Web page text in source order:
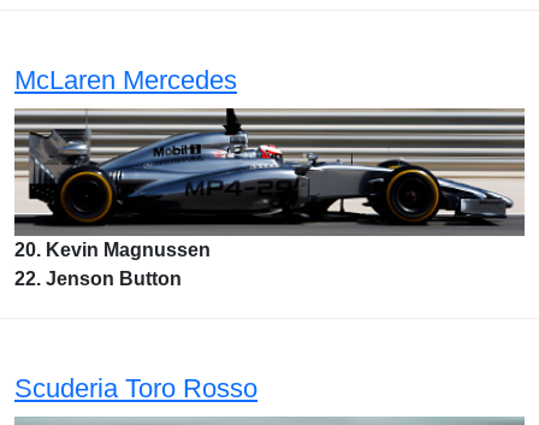
McLaren Mercedes
20. Kevin Magnussen
22. Jenson Button
Scuderia Toro Rosso